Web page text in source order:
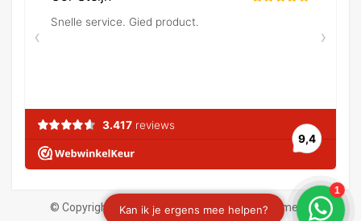
© Copyright 2026 Verf en behangland | Algemene